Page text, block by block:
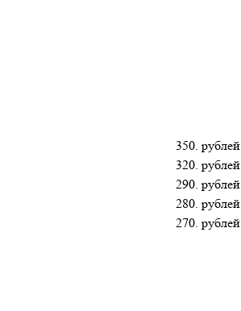
350. рублей
320. рублей
290. рублей
280. рублей
270. рублей